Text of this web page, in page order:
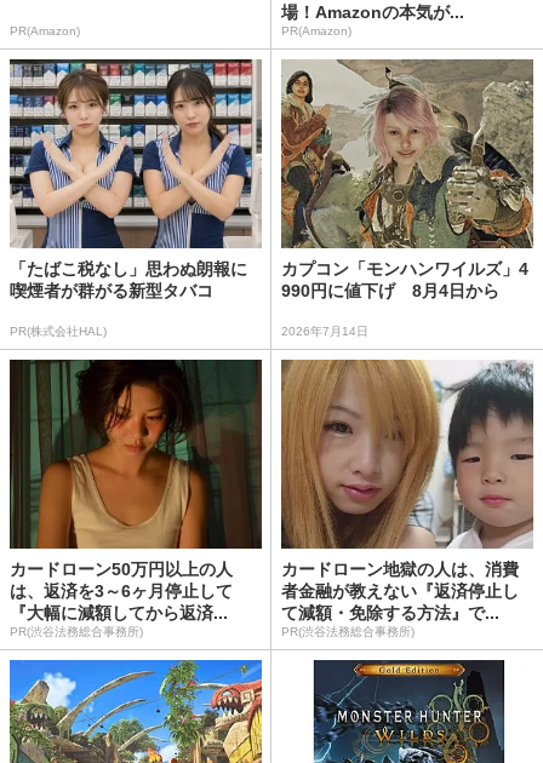
PR(Amazon)
場！Amazonの本気が...
PR(Amazon)
「たばこ税なし」思わぬ朗報に
喫煙者が群がる新型タバコ
PR(株式会社HAL)
カプコン「モンハンワイルズ」4
990円に値下げ 8月4日から
2026年7月14日
カードローン50万円以上の人
は、返済を3～6ヶ月停止して
『大幅に減額してから返済...
PR(渋谷法務総合事務所)
カードローン地獄の人は、消費
者金融が教えない『返済停止し
て減額・免除する方法』で...
PR(渋谷法務総合事務所)